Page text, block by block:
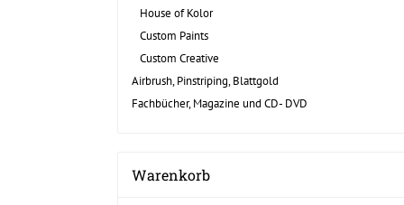
House of Kolor
Custom Paints
Custom Creative
Airbrush, Pinstriping, Blattgold
Fachbücher, Magazine und CD- DVD
Warenkorb